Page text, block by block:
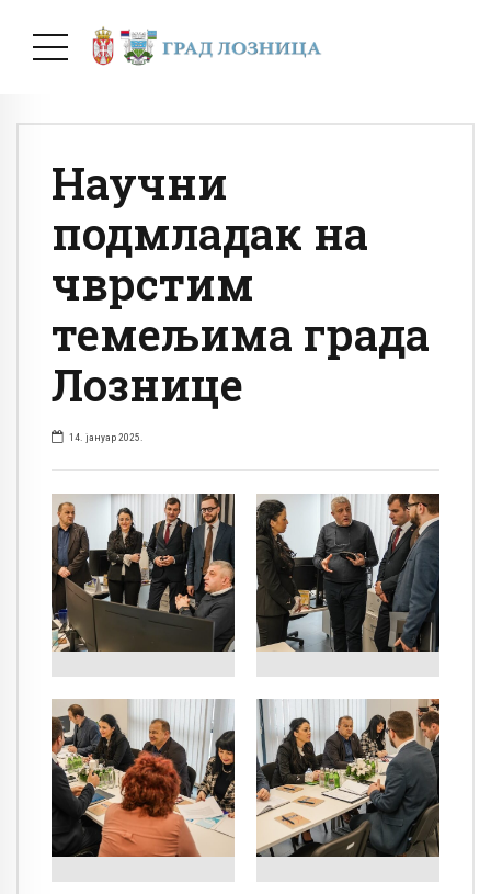
Научни
подмладак на
чврстим
темељима града
Лознице
14. јануар 2025.